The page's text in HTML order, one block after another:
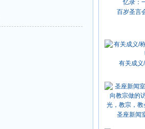
百岁圣言
有关成义
圣座新闻